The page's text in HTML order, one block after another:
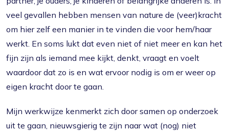
veel gevallen hebben mensen van nature de (veer)kracht
om hier zelf een manier in te vinden die voor hem/haar
werkt. En soms lukt dat even niet of niet meer en kan het
fijn zijn als iemand mee kijkt, denkt, vraagt en voelt
waardoor dat zo is en wat ervoor nodig is om er weer op
eigen kracht door te gaan.
Mijn werkwijze kenmerkt zich door samen op onderzoek
uit te gaan, nieuwsgierig te zijn naar wat (nog) niet